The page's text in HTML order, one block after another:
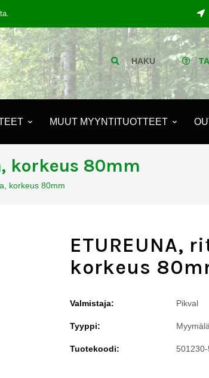
HAKU
MUUT MYYNTITUOTTEET
korkeus 80mm
korkeus 80mm
ETUREUNA,
korkeus
Valmistaja: Pikval
Tyyppi:
Tuotekoodi: